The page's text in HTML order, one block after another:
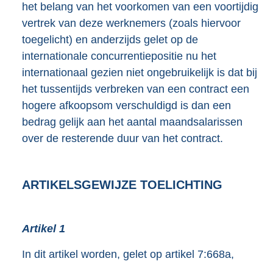
het belang van het voorkomen van een voortijdig
vertrek van deze werknemers (zoals hiervoor
toegelicht) en anderzijds gelet op de
internationale concurrentiepositie nu het
internationaal gezien niet ongebruikelijk is dat bij
het tussentijds verbreken van een contract een
hogere afkoopsom verschuldigd is dan een
bedrag gelijk aan het aantal maandsalarissen
over de resterende duur van het contract.
ARTIKELSGEWIJZE TOELICHTING
Artikel 1
In dit artikel worden, gelet op artikel 7:668a,